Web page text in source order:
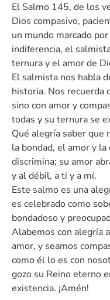
El Salmo 145, de los
Dios compasivo,
un mundo marcado
indiferencia, el
ternura y el amor de
El salmista nos habla
historia. Nos recuerda
sino con amor y
todas y su ternura se
Qué alegría saber que
la bondad, el amor y
discrimina; su amor
y al débil, a ti y a mí.
Este salmo es una
es celebrado como
bondadoso y
Alabemos con alegría
amor, y seamos
como él lo es con
gozo su Reino eterno
existencia. ¡Amén!